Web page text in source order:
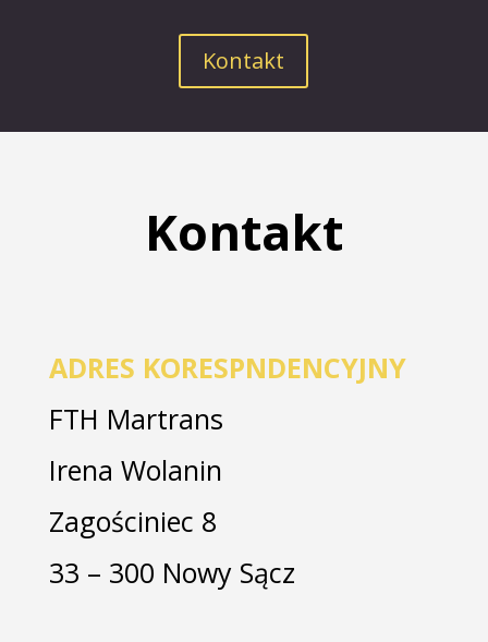
Kontakt
Kontakt
ADRES KORESPNDENCYJNY
FTH Martrans
Irena Wolanin
Zagościniec 8
33 – 300 Nowy Sącz